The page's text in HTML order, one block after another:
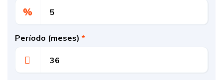
%
Período (meses) *